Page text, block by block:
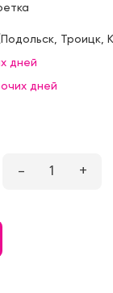
Подольск, Троицк,
дней
дней
– 1 +